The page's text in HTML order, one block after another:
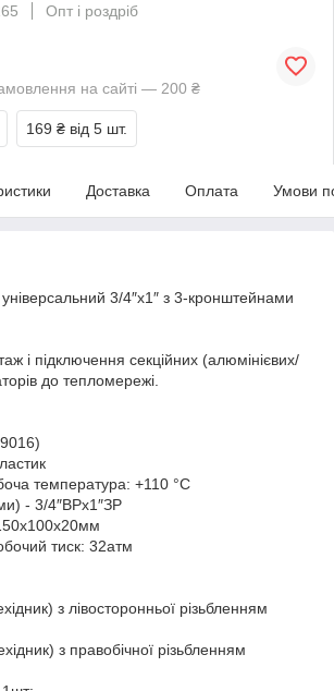
Опт і роздріб
на сайті — 200 ₴
169 ₴ від 5 шт.
Доставка Оплата Умови
3/4″х1″ з 3-кронштейнами
і підключення секційних (алюмінієвих/
до тепломережі.
температура: +110 °С
- 3/4″ВРх1″ЗР
тиск: 32атм
з лівосторонньої різьбленням
з правобічної різьбленням